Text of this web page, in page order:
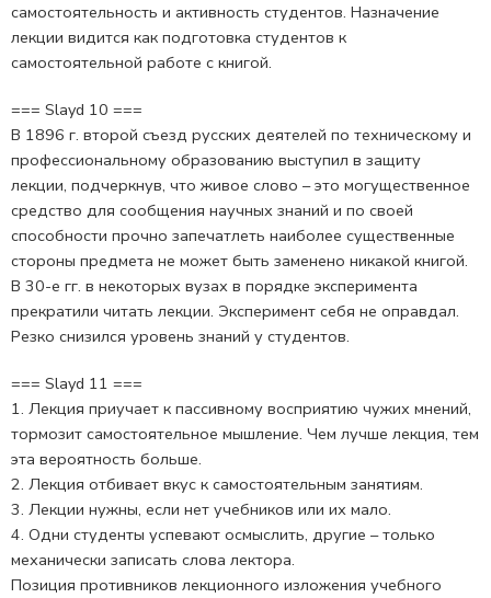
самостоятельность и активность студентов. Назначение
лекции видится как подготовка студентов к
самостоятельной работе с книгой.
=== Slayd 10 ===
В 1896 г. второй съезд русских деятелей по техническому и
профессиональному образованию выступил в защиту
лекции, подчеркнув, что живое слово – это могущественное
средство для сообщения научных знаний и по своей
способности прочно запечатлеть наиболее существенные
стороны предмета не может быть заменено никакой книгой.
В 30-е гг. в некоторых вузах в порядке эксперимента
прекратили читать лекции. Эксперимент себя не оправдал.
Резко снизился уровень знаний у студентов.
=== Slayd 11 ===
1. Лекция приучает к пассивному восприятию чужих мнений,
тормозит самостоятельное мышление. Чем лучше лекция, тем
эта вероятность больше.
2. Лекция отбивает вкус к самостоятельным занятиям.
3. Лекции нужны, если нет учебников или их мало.
4. Одни студенты успевают осмыслить, другие – только
механически записать слова лектора.
Позиция противников лекционного изложения учебного